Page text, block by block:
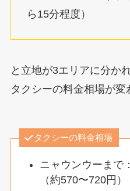
ら15分程度）
と立地が3エリアに分か
タクシーの料金相場が変
タクシーの料金相場
ニャウンウーまで
（約570〜720円）